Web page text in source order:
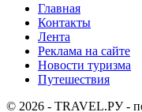
Главная
Контакты
Лента
Реклама на сайте
Новости туризма
Путешествия
© 2026 - TRAVEL.РУ -